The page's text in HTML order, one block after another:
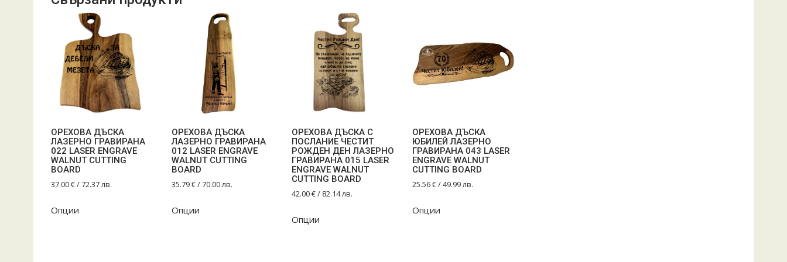
ОРЕХОВА ДЪСКА
ЛАЗЕРНО ГРАВИРАНА
022 LASER ENGRAVE
WALNUT CUTTING
BOARD
37.00€/ 72.37 лв.
Опции
ОРЕХОВА ДЪСКА
ЛАЗЕРНО ГРАВИРАНА
012 LASER ENGRAVE
WALNUT CUTTING
BOARD
35.79€/ 70.00 лв.
Опции
ОРЕХОВА ДЪСКА С
ПОСЛАНИЕ ЧЕСТИТ
РОЖДЕН ДЕН ЛАЗЕРНО
ГРАВИРАНА 015 LASER
ENGRAVE WALNUT
CUTTING BOARD
42.00€/ 82.14 лв.
Опции
ОРЕХОВА ДЪСКА
ЮБИЛЕЙ ЛАЗЕРНО
ГРАВИРАНА 043 LASER
ENGRAVE WALNUT
CUTTING BOARD
25.56€/ 49.99 лв.
Опции